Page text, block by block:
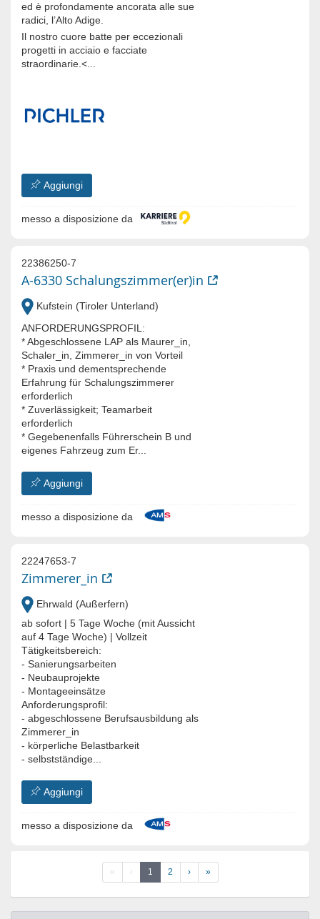
ed è profondamente ancorata alle sue
radici, l’Alto Adige.
Il nostro cuore batte per eccezionali
progetti in acciaio e facciate
straordinarie.<...
Aggiungi
messo a disposizione da
22386250-7
A-6330 Schalungszimmer(er)in
Kufstein (Tiroler Unterland)
ANFORDERUNGSPROFIL:
* Abgeschlossene LAP als Maurer_in,
Schaler_in, Zimmerer_in von Vorteil
* Praxis und dementsprechende
Erfahrung für Schalungszimmerer
erforderlich
* Zuverlässigkeit; Teamarbeit
erforderlich
* Gegebenenfalls Führerschein B und
eigenes Fahrzeug zum Er...
Aggiungi
messo a disposizione da
22247653-7
Zimmerer_in
Ehrwald (Außerfern)
ab sofort | 5 Tage Woche (mit Aussicht
auf 4 Tage Woche) | Vollzeit
Tätigkeitsbereich:
- Sanierungsarbeiten
- Neubauprojekte
- Montageeinsätze
Anforderungsprofil:
- abgeschlossene Berufsausbildung als
Zimmerer_in
- körperliche Belastbarkeit
- selbstständige...
Aggiungi
messo a disposizione da
« ‹ 1 2 › »